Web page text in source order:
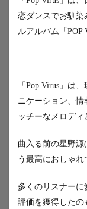
恋ダンスでお馴染
ルアルバム「POP
「Pop Virus」は
ニケーション、情
ッチーなメロディ
曲入る前の星野源
う最高におしゃれ
多くのリスナー
評価を獲得したの